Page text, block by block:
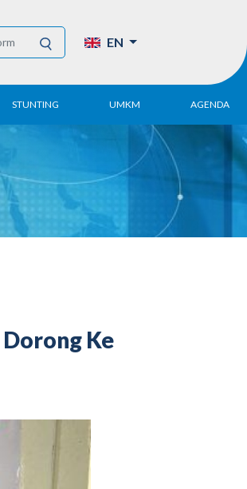
EN
STUNTING UMKM
UMKM DPN Apindo
APINDO UMKM
DPN/DPP/DPK
Activity
AGENDA
Ke